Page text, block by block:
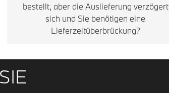
bestellt, aber die Auslieferung verzögert
sich und Sie benötigen eine
Lieferzeitüberbrückung?